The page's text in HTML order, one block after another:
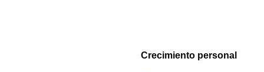
Crecimiento personal